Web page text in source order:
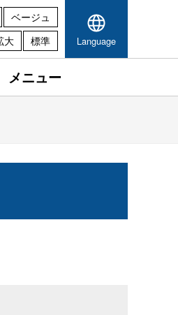
ベージュ
大 標準 Language
メニュー